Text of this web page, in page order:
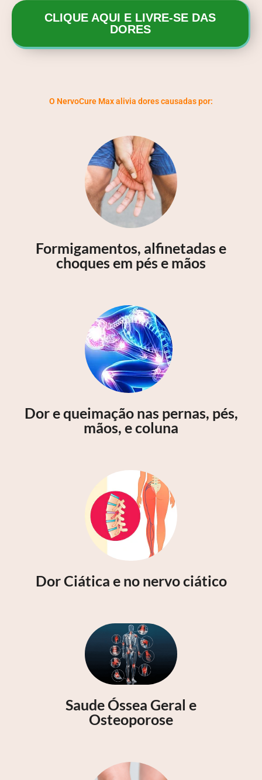
CLIQUE AQUI E LIVRE-SE DAS
DORES
O NervoCure Max alivia dores causadas por:
Formigamentos, alfinetadas e
choques em pés e mãos
Dor e queimação nas pernas, pés,
mãos, e coluna
Dor Ciática e no nervo ciático
Saude Óssea Geral e
Osteoporose